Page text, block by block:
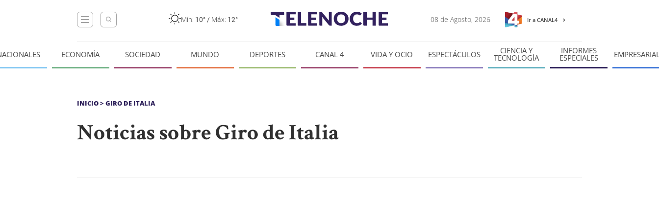
Mín: 10° / Máx: 12° 08 de Agosto, 2026 Ir a CANAL4
ECONOMÍA SOCIEDAD MUNDO DEPORTES CANAL 4 VIDA Y OCIO ESPECTÁCULOS CIENCIA Y
TECNOLOGÍA
INFORMES
ESPECIALES
INICIO> GIRO DE ITALIA
Noticias sobre Giro de Italia